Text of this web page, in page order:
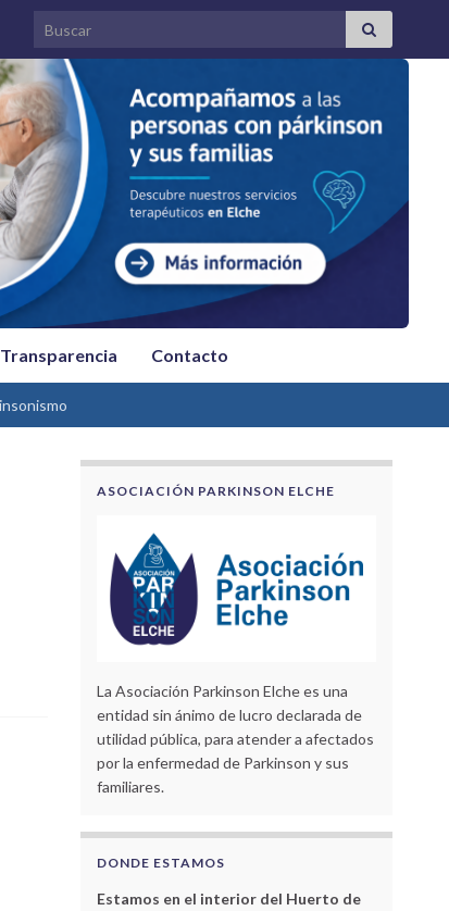
Search for:
Transparencia Contacto
ASOCIACIÓN PARKINSON ELCHE
La Asociación Parkinson Elche es una
entidad sin ánimo de lucro declarada de
utilidad pública, para atender a afectados
por la enfermedad de Parkinson y sus
familiares.
DONDE ESTAMOS
Estamos en el interior del Huerto de